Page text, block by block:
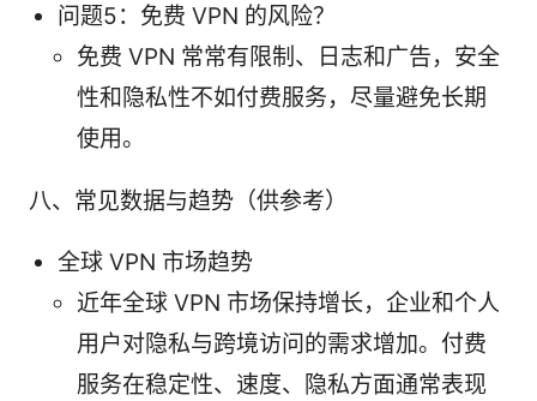
问题5：免费 VPN 的风险？
免费 VPN 常常有限制、日志和广告，安全
性和隐私性不如付费服务，尽量避免长期
使用。
八、常见数据与趋势（供参考）
全球 VPN 市场趋势
近年全球 VPN 市场保持增长，企业和个人
用户对隐私与跨境访问的需求增加。付费
服务在稳定性、速度、隐私方面通常表现